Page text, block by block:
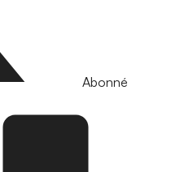
Abonné